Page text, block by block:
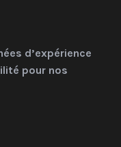
d’expérience
pour nos